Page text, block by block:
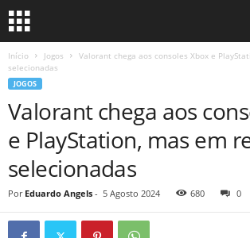
Início Jogos
Valorant chega aos consoles Xbox e
selecionadas
JOGOS
Valorant chega aos
e PlayStation, mas em
selecionadas
Por Eduardo Angels - 5 Agosto 2024 680 0